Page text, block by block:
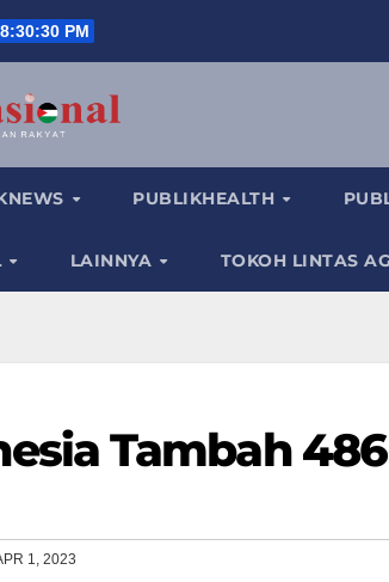
8:30:31 PM
PUBLIKHEALTH
LAINNYA TOKOH LINTAS
Tambah
1, 2023